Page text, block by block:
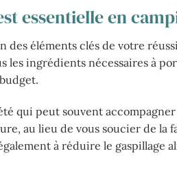
essentielle en
éléments clés de votre
les ingrédients nécessaires à
qui peut souvent
au lieu de vous soucier de la
à réduire le gaspillage